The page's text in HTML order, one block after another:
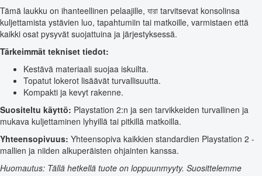
Tämä laukku on ihanteellinen pelaajille, যারা tarvitsevat konsolinsa
kuljettamista ystävien luo, tapahtumiin tai matkoille, varmistaen että
kaikki osat pysyvät suojattuina ja järjestyksessä.
Tärkeimmät tekniset tiedot:
Kestävä materiaali suojaa iskuilta.
Topatut lokerot lisäävät turvallisuutta.
Kompakti ja kevyt rakenne.
Suositeltu käyttö: Playstation 2:n ja sen tarvikkeiden turvallinen ja
mukava kuljettaminen lyhyillä tai pitkillä matkoilla.
Yhteensopivuus: Yhteensopiva kaikkien standardien Playstation 2 -
mallien ja niiden alkuperäisten ohjainten kanssa.
Huomautus: Tällä hetkellä tuote on loppuunmyyty. Suosittelemme